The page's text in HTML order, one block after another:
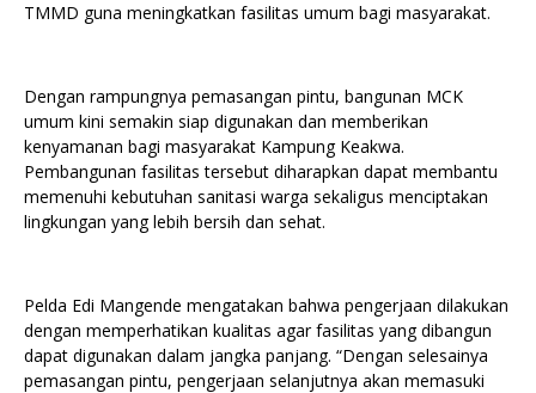
TMMD guna meningkatkan fasilitas umum bagi masyarakat.
Dengan rampungnya pemasangan pintu, bangunan MCK
umum kini semakin siap digunakan dan memberikan
kenyamanan bagi masyarakat Kampung Keakwa.
Pembangunan fasilitas tersebut diharapkan dapat membantu
memenuhi kebutuhan sanitasi warga sekaligus menciptakan
lingkungan yang lebih bersih dan sehat.
Pelda Edi Mangende mengatakan bahwa pengerjaan dilakukan
dengan memperhatikan kualitas agar fasilitas yang dibangun
dapat digunakan dalam jangka panjang. “Dengan selesainya
pemasangan pintu, pengerjaan selanjutnya akan memasuki